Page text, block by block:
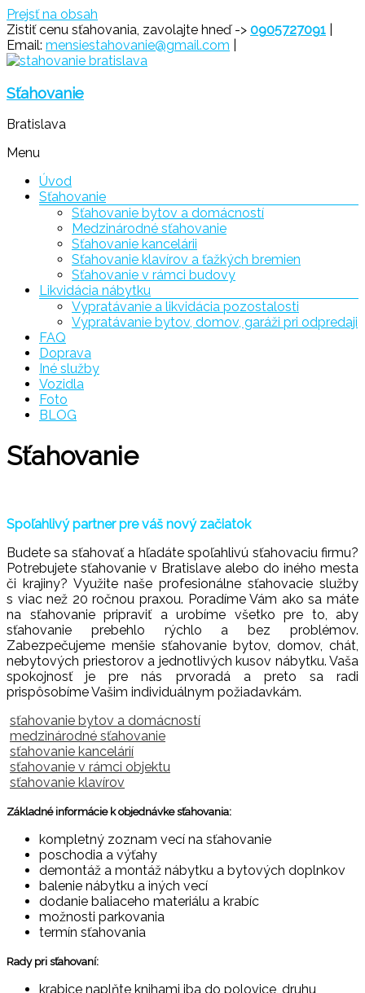
Prejsť na obsah
Zistiť cenu sťahovania, zavolajte hneď -> 0905727091
Email: mensiestahovanie@gmail.com
Sťahovanie
Bratislava
Menu
Úvod
Sťahovanie
Sťahovanie bytov a domácností
Medzinárodné sťahovanie
Sťahovanie kancelárii
Sťahovanie klavírov a ťažkých bremien
Sťahovanie v rámci budovy
Likvidácia nábytku
Vypratávanie a likvidácia pozostalosti
Vypratávanie bytov, domov, garáži pri odpredaji
FAQ
Doprava
Iné služby
Vozidla
Foto
BLOG
Sťahovanie
Spoľahlivý partner pre váš nový začiatok
Budete sa sťahovať a hľadáte spoľahlivú sťahovaciu firmu?
Potrebujete sťahovanie v Bratislave alebo do iného mesta
či krajiny? Využite naše profesionálne sťahovacie služby
s viac než 20 ročnou praxou. Poradíme Vám ako sa máte
na sťahovanie pripraviť a urobíme všetko pre to, aby
sťahovanie prebehlo rýchlo a bez problémov.
Zabezpečujeme menšie sťahovanie bytov, domov, chát,
nebytových priestorov a jednotlivých kusov nábytku. Vaša
spokojnosť je pre nás prvoradá a preto sa radi
prispôsobíme Vašim individuálnym požiadavkám.
sťahovanie bytov a domácností
medzinárodné sťahovanie
sťahovanie kancelárií
sťahovanie v rámci objektu
sťahovanie klavírov
Základné informácie k objednávke sťahovania:
kompletný zoznam vecí na sťahovanie
poschodia a výťahy
demontáž a montáž nábytku a bytových doplnkov
balenie nábytku a iných vecí
dodanie baliaceho materiálu a krabíc
možnosti parkovania
termín sťahovania
Rady pri sťahovaní:
krabice naplňte knihami iba do polovice, druhu